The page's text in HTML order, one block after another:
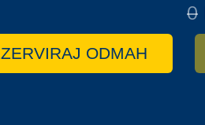
0
ODMAH